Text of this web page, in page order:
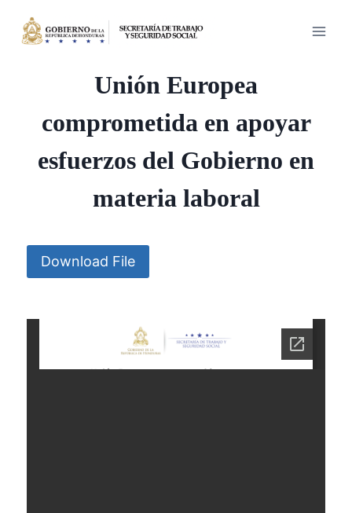
Unión Europea
comprometida en apoyar
esfuerzos del Gobierno en
materia laboral
Download File